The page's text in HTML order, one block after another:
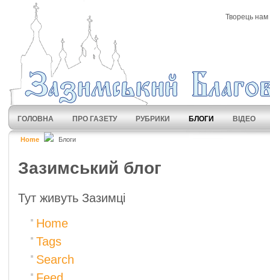
Творець нам
ГОЛОВНА ПРО ГАЗЕТУ РУБРИКИ БЛОГИ ВІДЕО
Home Блоги
Зазимський блог
Тут живуть Зазимці
Home
Tags
Search